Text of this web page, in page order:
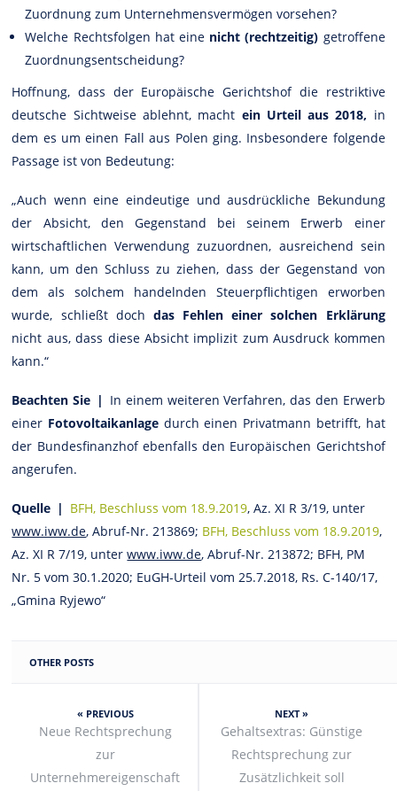
Zuordnung zum Unternehmensvermögen vorsehen?
Welche Rechtsfolgen hat eine nicht (rechtzeitig) getroffene
Zuordnungsentscheidung?
Hoffnung, dass der Europäische Gerichtshof die restriktive
deutsche Sichtweise ablehnt, macht ein Urteil aus 2018, in
dem es um einen Fall aus Polen ging. Insbesondere folgende
Passage ist von Bedeutung:
„Auch wenn eine eindeutige und ausdrückliche Bekundung
der Absicht, den Gegenstand bei seinem Erwerb einer
wirtschaftlichen Verwendung zuzuordnen, ausreichend sein
kann, um den Schluss zu ziehen, dass der Gegenstand von
dem als solchem handelnden Steuerpflichtigen erworben
wurde, schließt doch das Fehlen einer solchen Erklärung
nicht aus, dass diese Absicht implizit zum Ausdruck kommen
kann.“
Beachten Sie | In einem weiteren Verfahren, das den Erwerb
einer Fotovoltaikanlage durch einen Privatmann betrifft, hat
der Bundesfinanzhof ebenfalls den Europäischen Gerichtshof
angerufen.
Quelle | BFH, Beschluss vom 18.9.2019, Az. XI R 3/19, unter
www.iww.de, Abruf-Nr. 213869; BFH, Beschluss vom 18.9.2019,
Az. XI R 7/19, unterwww.iww.de, Abruf-Nr. 213872; BFH, PM
Nr. 5 vom 30.1.2020; EuGH-Urteil vom 25.7.2018, Rs. C-140/17,
„Gmina Ryjewo“
OTHER POSTS
« PREVIOUS
Neue Rechtsprechung
zur
Unternehmereigenschaft
NEXT »
Gehaltsextras: Günstige
Rechtsprechung zur
Zusätzlichkeit soll